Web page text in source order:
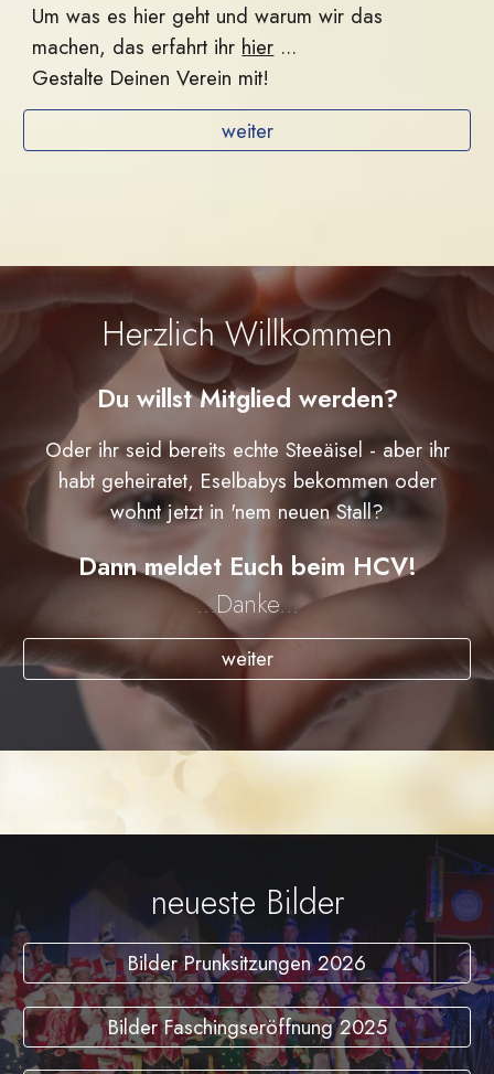
Um was es hier geht und warum wir das
machen, das erfahrt ihr hier ...
Gestalte Deinen Verein mit!
weiter
Herzlich Willkommen
Du willst Mitglied werden?
Oder ihr seid bereits echte Steeäisel - aber ihr
habt geheiratet, Eselbabys bekommen oder
wohnt jetzt in 'nem neuen Stall?
Dann meldet Euch beim HCV!
...Danke...
weiter
neueste Bilder
Bilder Prunksitzungen 2026
Bilder Faschingseröffnung 2025